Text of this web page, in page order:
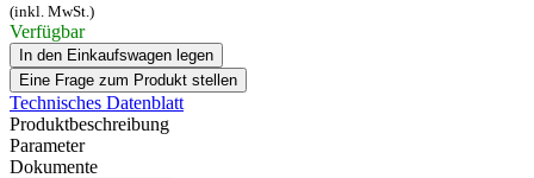
(inkl. MwSt.)
Verfügbar
In den Einkaufswagen legen
Eine Frage zum Produkt stellen
Technisches Datenblatt
Produktbeschreibung
Parameter
Dokumente